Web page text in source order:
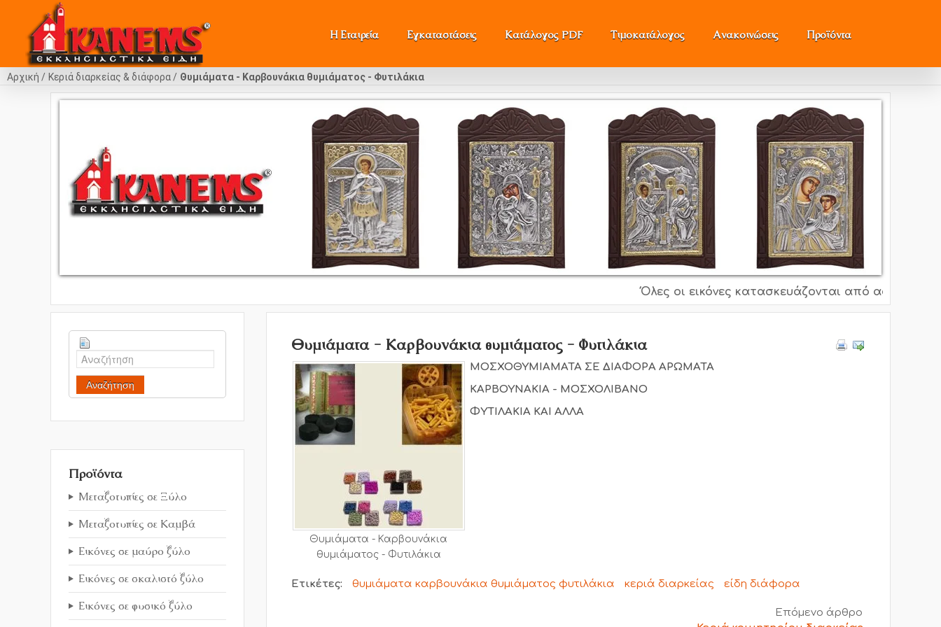
Η Εταιρεία Εγκαταστάσεις Κατάλογος PDF Τιμοκατάλογος Ανακοινώσεις Προϊόντα
Αρχική Κεριά διαρκείας & διάφορα Θυμιάματα - Καρβουνάκια θυμιάματος - Φυτιλάκια
Όλες οι εικόνες κατασκευάζονται από ασήμι 995o,
Αναζήτηση
Προϊόντα
Μεταξοτυπίες σε Ξύλο
Μεταξοτυπίες σε Καμβά
Εικόνες σε μαύρο ξύλο
Εικόνες σε σκαλιστό ξύλο
Εικόνες σε φυσικό ξύλο
Θυμιάματα - Καρβουνάκια θυμιάματος - Φυτιλάκια
Θυμιάματα - Καρβουνάκια
θυμιάματος - Φυτιλάκια
ΜΟΣΧΟΘΥΜΙΑΜΑΤΑ ΣΕ ΔΙΑΦΟΡΑ ΑΡΩΜΑΤΑ
ΚΑΡΒΟΥΝΑΚΙΑ - ΜΟΣΧΟΛΙΒΑΝΟ
ΦΥΤΙΛΑΚΙΑ ΚΑΙ ΑΛΛΑ
Ετικέτες: θυμιάματα καρβουνάκια θυμιάματος φυτιλάκια κεριά διαρκείας είδη διάφορα
Επόμενο άρθρο